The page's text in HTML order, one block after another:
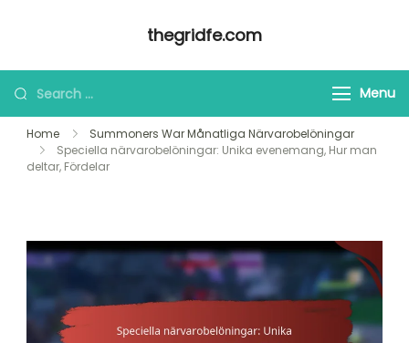
thegridfe.com
Looking
for
Something?
Menu
Home
Summoners War Månatliga Närvarobelöningar
Speciella närvarobelöningar: Unika evenemang, Hur man
deltar, Fördelar